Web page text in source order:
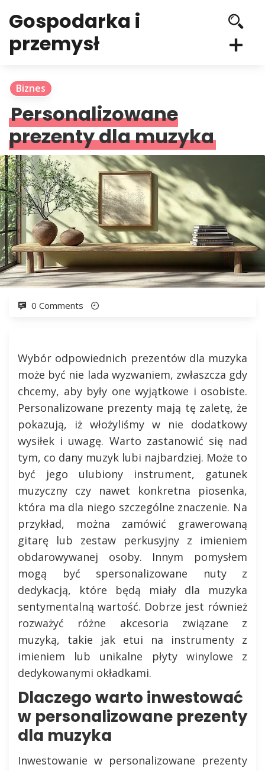
Gospodarka i
przemysł
Biznes
Personalizowane
prezenty dla muzyka
0 Comments
Wybór odpowiednich prezentów dla muzyka
może być nie lada wyzwaniem, zwłaszcza gdy
chcemy, aby były one wyjątkowe i osobiste.
Personalizowane prezenty mają tę zaletę, że
pokazują, iż włożyliśmy w nie dodatkowy
wysiłek i uwagę. Warto zastanowić się nad
tym, co dany muzyk lubi najbardziej. Może to
być jego ulubiony instrument, gatunek
muzyczny czy nawet konkretna piosenka,
która ma dla niego szczególne znaczenie. Na
przykład, można zamówić grawerowaną
gitarę lub zestaw perkusyjny z imieniem
obdarowywanej osoby. Innym pomysłem
mogą być spersonalizowane nuty z
dedykacją, które będą miały dla muzyka
sentymentalną wartość. Dobrze jest również
rozważyć różne akcesoria związane z
muzyką, takie jak etui na instrumenty z
imieniem lub unikalne płyty winylowe z
dedykowanymi okładkami.
Dlaczego warto inwestować
w personalizowane prezenty
dla muzyka
Inwestowanie w personalizowane prezenty